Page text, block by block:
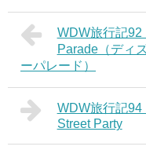
WDW旅行記
Parade（ディ
ーパレード）
WDW旅行記
Street Party